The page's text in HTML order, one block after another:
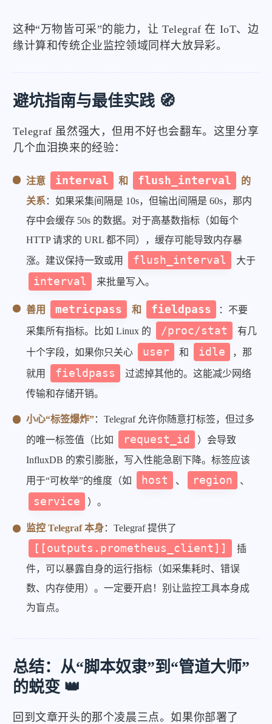
这种“万物皆可采”的能力，让 Telegraf 在 IoT、边
缘计算和传统企业监控领域同样大放异彩。
避坑指南与最佳实践 🧭
Telegraf 虽然强大，但用不好也会翻车。这里分享
几个血泪换来的经验：
注意 interval 和 flush_interval
的
关系：如果采集间隔是 10s，但输出间隔是 60s，那内
存中会缓存 50s 的数据。对于高基数指标（如每个
HTTP 请求的 URL 都不同），缓存可能导致内存暴
涨。建议保持一致或用
flush_interval 大于
interval 来批量写入。
善用 metricpass 和 fieldpass ：不要
采集所有指标。比如 Linux 的 /proc/stat 有几
十个字段，如果你只关心 user 和 idle ，那
就用 fieldpass
过滤掉其他的。这能减少网络
传输和存储开销。
小心“标签爆炸”：Telegraf 允许你随意打标签，但过多
的唯一标签值（比如
request_id
）会导致
InfluxDB 的索引膨胀，写入性能急剧下降。标签应该
用于“可枚举”的维度（如
host 、 region 、
service ）。
监控 Telegraf 本身：Telegraf 提供了
[[outputs.prometheus_client]]
插
件，可以暴露自身的运行指标（如采集耗时、错误
数、内存使用）。一定要开启！别让监控工具本身成
为盲点。
总结：从“脚本奴隶”到“管道大师”
的蜕变 👑
回到文章开头的那个凌晨三点。如果你部署了